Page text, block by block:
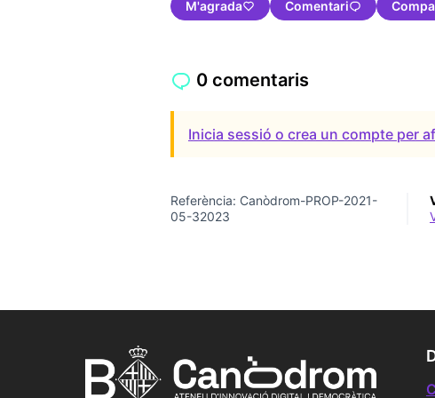
M'agrada Comentari
0 comentaris
Inicia sessió o crea un compte per
Referència: Canòdrom-PROP-2021-
05-32023